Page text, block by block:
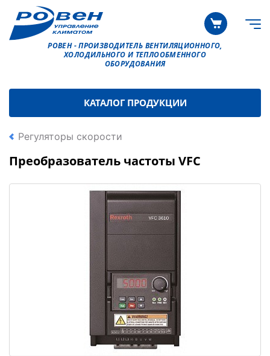
РОВЕН - ПРОИЗВОДИТЕЛЬ ВЕНТИЛЯЦИОННОГО,
ХОЛОДИЛЬНОГО И ТЕПЛООБМЕННОГО
ОБОРУДОВАНИЯ
КАТАЛОГ ПРОДУКЦИИ
Регуляторы скорости
Преобразователь частоты VFC